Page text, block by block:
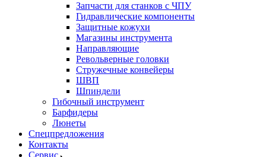
Запчасти для станков с ЧПУ
Гидравлические компоненты
Защитные кожухи
Магазины инструмента
Направляющие
Револьверные головки
Стружечные конвейеры
ШВП
Шпиндели
Гибочный инструмент
Барфидеры
Люнеты
Спецпредложения
Контакты
Сервис